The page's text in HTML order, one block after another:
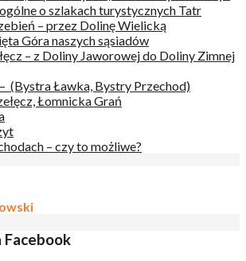
o szlakach turystycznych Tatr
– przez Dolinę Wielicką
Góra naszych sąsiadów
– z Doliny Jaworowej do Doliny Zimnej
(Bystra Ławka, Bystry Przechod)
Łomnicka Grań
– czy to możliwe?
Facebook